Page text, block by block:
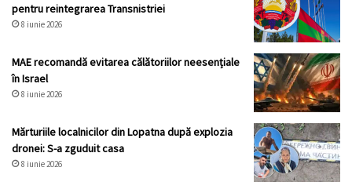
pentru reintegrarea Transnistriei
8 iunie 2026
MAE recomandă evitarea călătoriilor neesențiale
în Israel
8 iunie 2026
Mărturiile localnicilor din Lopatna după explozia
dronei: S-a zguduit casa
8 iunie 2026